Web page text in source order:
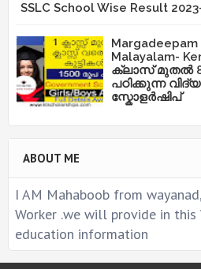
SSLC School Wise Result
Malayalam-
ക്ലാസ് മുതൽ
പഠിക്കുന്ന
സ്കോളർഷിപ്
ABOUT ME
I AM Mahaboob from
Worker .we will provide in this
education information